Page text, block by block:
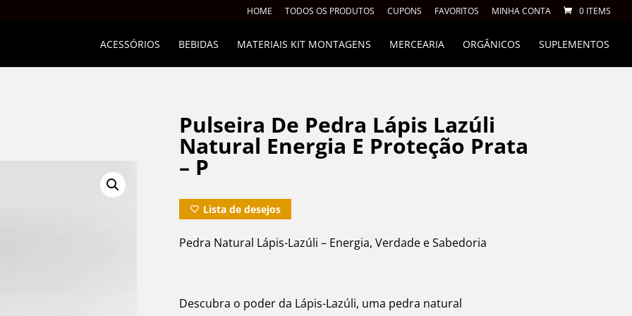
HOME TODOS OS PRODUTOS CUPONS FAVORITOS MINHA CONTA 0 ITEMS
ACESSÓRIOS BEBIDAS MATERIAIS KIT MONTAGENS MERCEARIA ORGÂNICOS SUPLEMENTOS
Pulseira De Pedra Lápis Lazúli
Natural Energia E Proteção Prata
– P
Lista de desejos
Pedra Natural Lápis-Lazúli – Energia, Verdade e Sabedoria
Descubra o poder da Lápis-Lazúli, uma pedra natural